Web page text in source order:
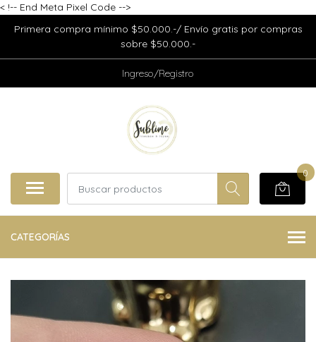
< !-- End Meta Pixel Code -->
Primera compra mínimo $50.000.-/ Envío gratis por compras
sobre $50.000.-
Ingreso/Registro
0
CATEGORÍAS